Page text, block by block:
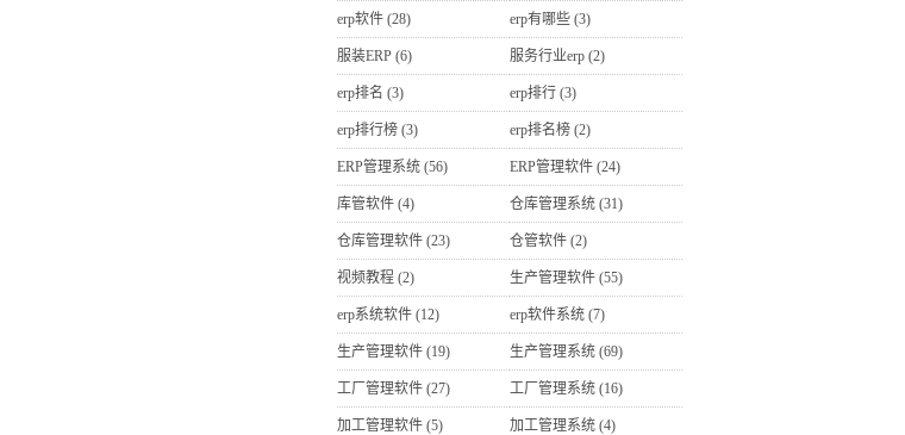
erp软件 (28) erp有哪些 (3)
服装ERP (6) 服务行业erp (2)
erp排名 (3) erp排行 (3)
erp排行榜 (3) erp排名榜 (2)
ERP管理系统 (56) ERP管理软件 (24)
库管软件 (4) 仓库管理系统 (31)
仓库管理软件 (23) 仓管软件 (2)
视频教程 (2) 生产管理软件 (55)
erp系统软件 (12) erp软件系统 (7)
生产管理软件 (19) 生产管理系统 (69)
工厂管理软件 (27) 工厂管理系统 (16)
加工管理软件 (5) 加工管理系统 (4)